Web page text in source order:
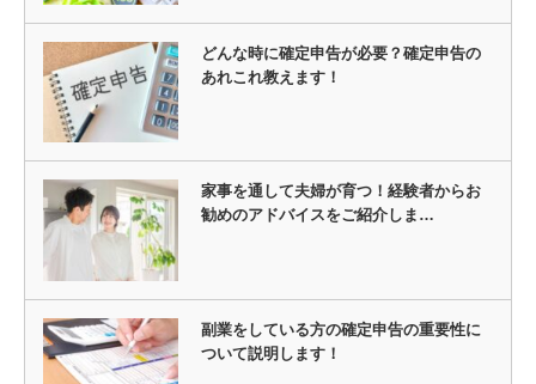
どんな時に確定申告が必要？確定申告の
あれこれ教えます！
家事を通して夫婦が育つ！経験者からお
勧めのアドバイスをご紹介しま…
副業をしている方の確定申告の重要性に
ついて説明します！